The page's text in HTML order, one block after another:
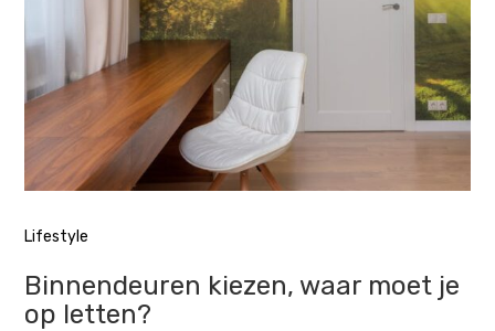
Lifestyle
Binnendeuren kiezen, waar moet je
op letten?